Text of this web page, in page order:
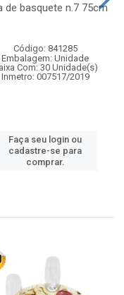
de basquete n.7 75cm
Código: 841285
Embalagem: Unidade
Com: 30 Unidade(s)
Inmetro: 007517/2019
Faça seu login ou
cadastre-se para
comprar.